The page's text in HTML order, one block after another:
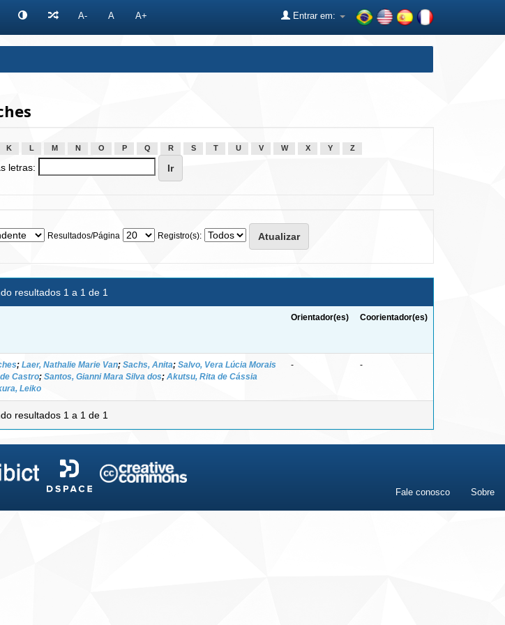
A- A A+ Entrar em:
K L M N O P Q R S T U V W X Y Z
letras:
Resultados/Página Registro(s):
resultados 1 a 1 de 1
Orientador(es) Coorientador(es)
; Laer, Nathalie Marie Van; Sachs, Anita; Salvo, Vera Lúcia Morais
Castro; Santos, Gianni Mara Silva dos; Akutsu, Rita de Cássia
Leiko
- -
resultados 1 a 1 de 1
Fale conosco Sobre